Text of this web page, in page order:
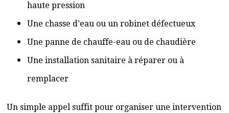
haute pression
Une chasse d’eau ou un robinet défectueux
Une panne de chauffe-eau ou de chaudière
Une installation sanitaire à réparer ou à
remplacer
Un simple appel suffit pour organiser une intervention